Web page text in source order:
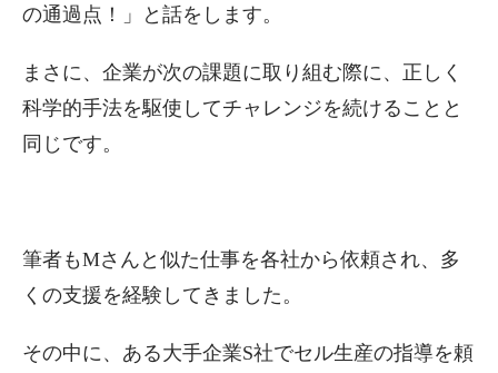
の通過点！」と話をします。
まさに、企業が次の課題に取り組む際に、正しく
科学的手法を駆使してチャレンジを続けることと
同じです。
筆者もMさんと似た仕事を各社から依頼され、多
くの支援を経験してきました。
その中に、ある大手企業S社でセル生産の指導を頼